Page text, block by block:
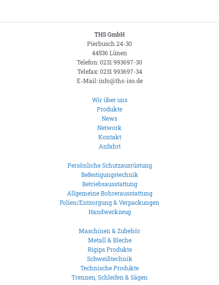
THS GmbH
Pierbusch 24-30
44536 Lünen
Telefon: 0231 993697-30
Telefax: 0231 993697-34
E-Mail: info@ths-iso.de
Wir über uns
Produkte
News
Network
Kontakt
Anfahrt
Persönliche Schutzausrüstung
Befestigungstechnik
Betriebsausstattung
Allgemeine Bohrerausstattung
Folien/Entsorgung & Verpackungen
Handwerkzeug
Maschinen & Zubehör
Metall & Bleche
Rigips Produkte
Schweißtechnik
Technische Produkte
Trennen, Schleifen & Sägen